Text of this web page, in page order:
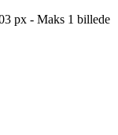
px - Maks 1 billede